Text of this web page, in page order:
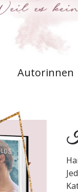
Autorinnen